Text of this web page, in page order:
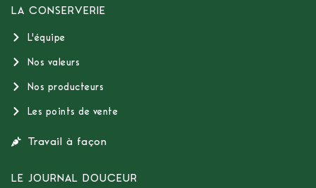
LA CONSERVERIE
L'équipe
Nos valeurs
Nos producteurs
Les points de vente
Travail à façon
LE JOURNAL DOUCEUR